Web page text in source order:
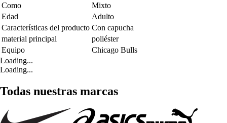
Como
Mixto
Edad
Adulto
Características del producto Con capucha
material principal
poliéster
Equipo
Chicago Bulls
Loading...
Loading...
Todas nuestras marcas